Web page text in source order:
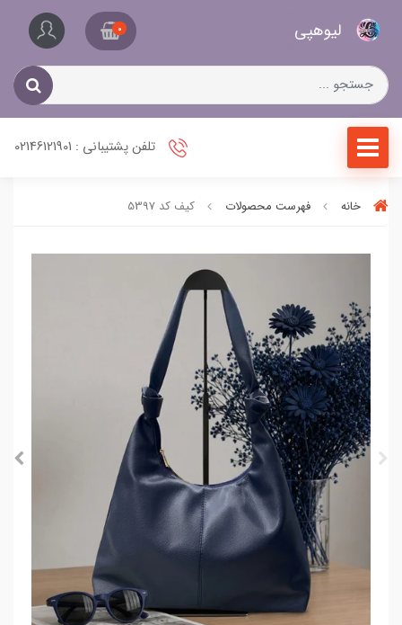
لیو‌هپی 0
تلفن پشتیبانی : 02146121901
خانه فهرست محصولات کیف کد 5397